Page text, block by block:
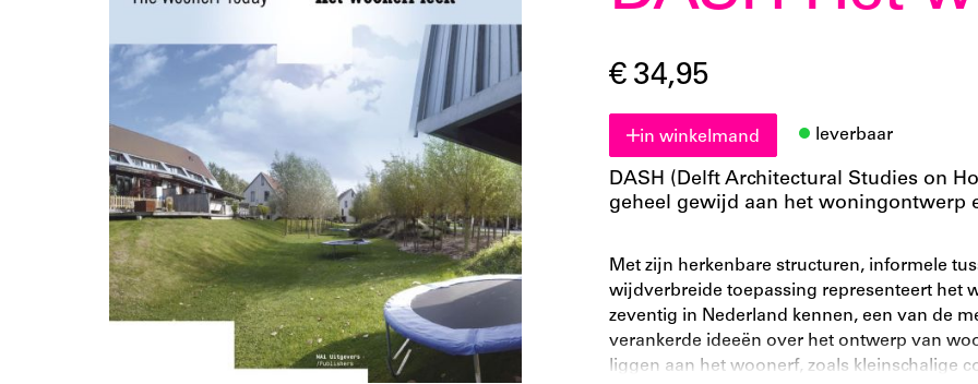
€ 34,95
in winkelmand leverbaar
DASH (Delft Architectural Studies on
geheel gewijd aan het woningontwerp
Met zijn herkenbare structuren, informele
wijdverbreide toepassing representeert het
zeventig in Nederland kennen, een van de
verankerde ideeën over het ontwerp van
liggen aan het woonerf, zoals kleinschalige